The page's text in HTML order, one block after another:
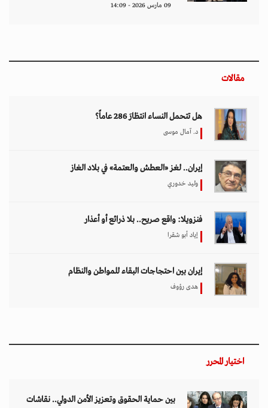
09 مارس 2026 - 14:09
مقالات
هل تتحمل النساء انتظارَ 286 عاماً؟
د. آمال موسى
إيران.. لغز «العطش والعتمة» في بلاد الغاز
وليد خدوري
فنزويلا: واقع صريح.. بلا ذرائع أو أعذار
إياد أبو شقرا
إيران بين احتجاجات البقاء للمواطن والنظام
هدى رؤوف
اختيار المحرر
بين حماية الحقوق وتعزيز الأمن الدولي.. نقاشات